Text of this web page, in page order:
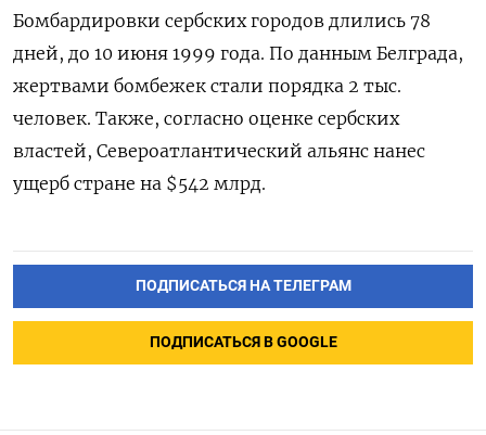
Бомбардировки сербских городов длились 78
дней, до 10 июня 1999 года. По данным Белграда,
жертвами бомбежек стали порядка 2 тыс.
человек. Также, согласно оценке сербских
властей, Североатлантический альянс нанес
ущерб стране на $542 млрд.
ПОДПИСАТЬСЯ НА ТЕЛЕГРАМ
ПОДПИСАТЬСЯ В GOOGLE